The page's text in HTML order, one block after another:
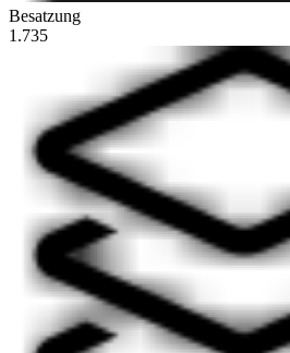
Besatzung
1.735